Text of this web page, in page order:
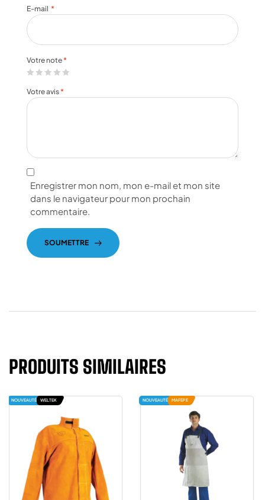
Votre note *
Votre avis *
E-mail *
Enregistrer mon nom, mon e-mail et mon site
dans le navigateur pour mon prochain
commentaire.
SOUMETTRE
PRODUITS SIMILAIRES
NOUVEAUTÉ WELTEK NOUVEAUTÉ MAFEPE